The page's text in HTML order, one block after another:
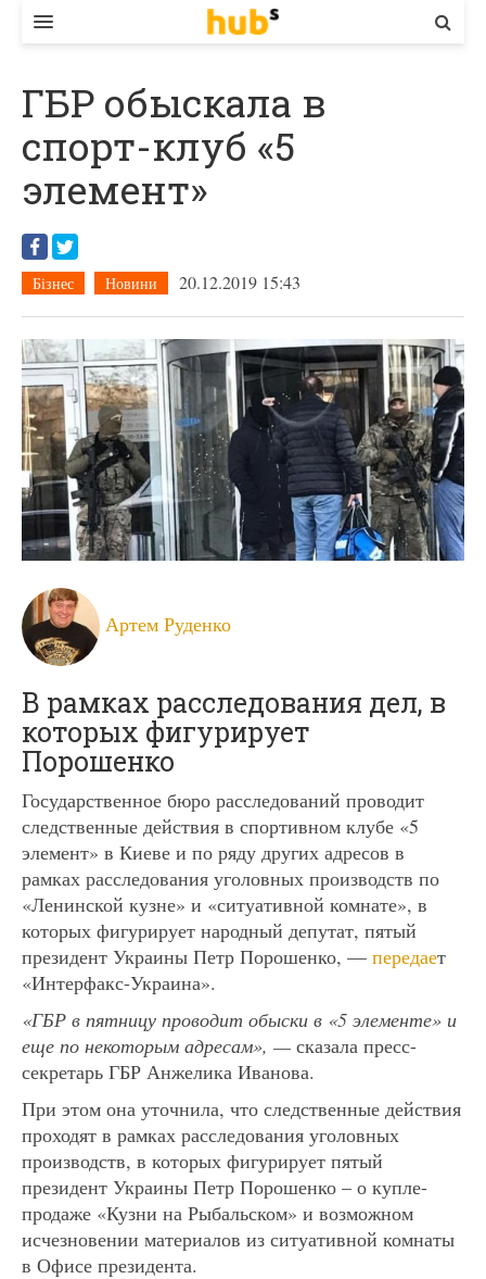
ЕКОНОМІКА
БІЗНЕС
СТАРТЕР
КОНТАКТИ
ГБР обыскала в
спорт-клуб «5
элемент»
Бізнес Новини 20.12.2019 15:43
Артем Руденко
В рамках расследования дел, в
которых фигурирует
Порошенко
Государственное бюро расследований проводит
следственные действия в спортивном клубе «5
элемент» в Киеве и по ряду других адресов в
рамках расследования уголовных производств по
«Ленинской кузне» и «ситуативной комнате», в
которых фигурирует народный депутат, пятый
президент Украины Петр Порошенко, — передает
«Интерфакс-Украина».
«ГБР в пятницу проводит обыски в «5 элементе» и
еще по некоторым адресам», — сказала пресс-
секретарь ГБР Анжелика Иванова.
При этом она уточнила, что следственные действия
проходят в рамках расследования уголовных
производств, в которых фигурирует пятый
президент Украины Петр Порошенко – о купле-
продаже «Кузни на Рыбальском» и возможном
исчезновении материалов из ситуативной комнаты
в Офисе президента.